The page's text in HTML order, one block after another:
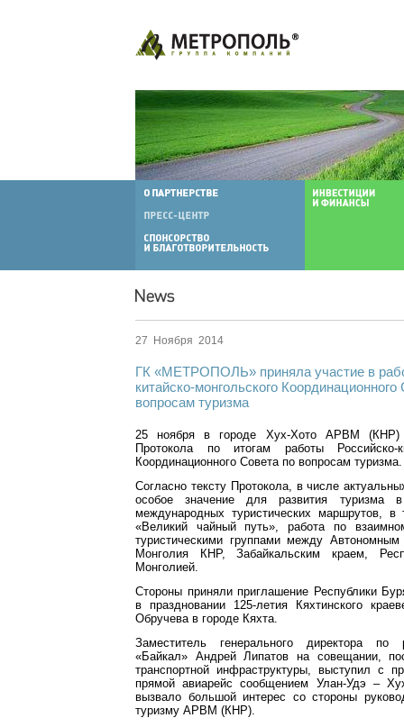
27 Ноября 2014
ГК «МЕТРОПОЛЬ» приняла участие в
китайско-монгольского Координационного
вопросам туризма
25 ноября в городе Хух-Хото АРВМ (КНР)
Протокола по итогам работы Российско-
Координационного Совета по вопросам туризма.
Согласно тексту Протокола, в числе
особое значение для развития туризма
международных туристических маршрутов,
«Великий чайный путь», работа по
туристическими группами между
Монголия КНР, Забайкальским краем,
Монголией.
Стороны приняли приглашение Республики
в праздновании 125-летия Кяхтинского
Обручева в городе Кяхта.
Заместитель генерального директора по
«Байкал» Андрей Липатов на совещании,
транспортной инфраструктуры, выступил с
прямой авиарейс сообщением Улан-Удэ –
вызвало большой интерес со стороны
туризму АРВМ (КНР).